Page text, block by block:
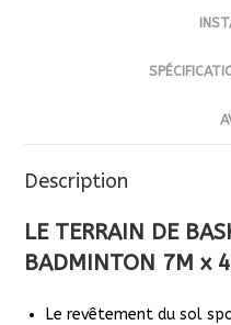
Description
LE TERRAIN DE
BADMINTON 7M x
Le revêtement du sol